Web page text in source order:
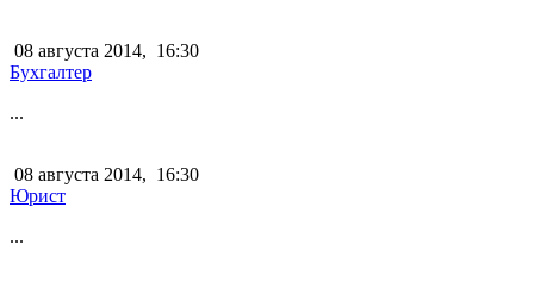
08 августа 2014, 16:30
Бухгалтер
...
08 августа 2014, 16:30
Юрист
...